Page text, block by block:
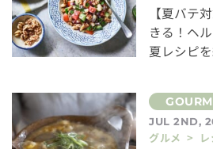
【夏バテ
きる！ヘ
夏レシピ
JUL 2ND,
グルメ > レ